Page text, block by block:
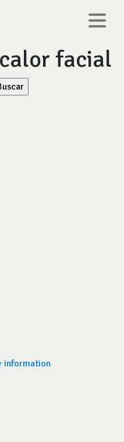
calor facial
information